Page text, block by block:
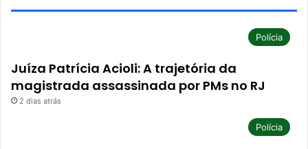
Polícia
Juíza Patrícia Acioli: A trajetória da
magistrada assassinada por PMs no RJ
2 dias atrás
Polícia